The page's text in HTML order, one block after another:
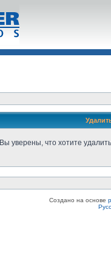
Вы уверены, что хотите
Создано на основе